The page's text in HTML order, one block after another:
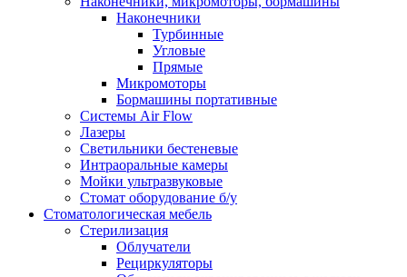
Наконечники
Турбинные
Угловые
Прямые
Микромоторы
Бормашины портативные
Системы Air Flow
Лазеры
Светильники бестеневые
Интраоральные камеры
Мойки ультразвуковые
Стомат оборудование б/у
Стоматологическая мебель
Стерилизация
Облучатели
Рециркуляторы